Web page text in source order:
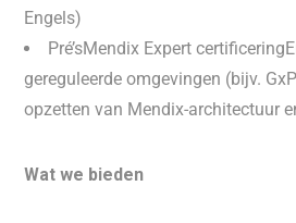
Engels)
Pré’sMendix Expert
gereguleerde omgevingen (bijv.
opzetten van Mendix-architectuur
Wat we bieden